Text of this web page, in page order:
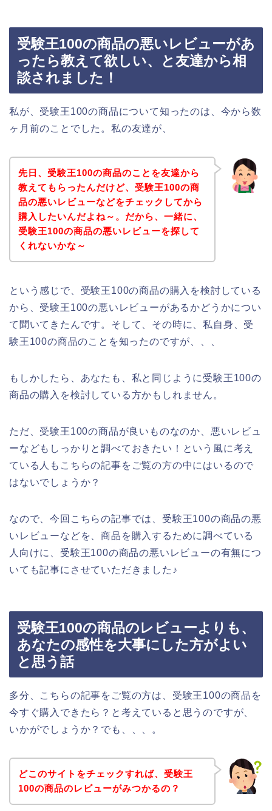
受験王100の商品の悪いレビューがあ
ったら教えて欲しい、と友達から相
談されました！
私が、受験王100の商品について知ったのは、今から数
ヶ月前のことでした。私の友達が、
先日、受験王100の商品のことを友達から
教えてもらったんだけど、受験王100の商
品の悪いレビューなどをチェックしてから
購入したいんだよね～。だから、一緒に、
受験王100の商品の悪いレビューを探して
くれないかな～
という感じで、受験王100の商品の購入を検討している
から、受験王100の悪いレビューがあるかどうかについ
て聞いてきたんです。そして、その時に、私自身、受
験王100の商品のことを知ったのですが、、、
もしかしたら、あなたも、私と同じように受験王100の
商品の購入を検討している方かもしれません。
ただ、受験王100の商品が良いものなのか、悪いレビュ
ーなどもしっかりと調べておきたい！という風に考え
ている人もこちらの記事をご覧の方の中にはいるので
はないでしょうか？
なので、今回こちらの記事では、受験王100の商品の悪
いレビューなどを、商品を購入するために調べている
人向けに、受験王100の商品の悪いレビューの有無につ
いても記事にさせていただきました♪
受験王100の商品のレビューよりも、
あなたの感性を大事にした方がよい
と思う話
多分、こちらの記事をご覧の方は、受験王100の商品を
今すぐ購入できたら？と考えていると思うのですが、
いかがでしょうか？でも、、、。
どこのサイトをチェックすれば、受験王
100の商品のレビューがみつかるの？